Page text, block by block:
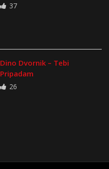
37
Dino Dvornik – Tebi
Pripadam
26